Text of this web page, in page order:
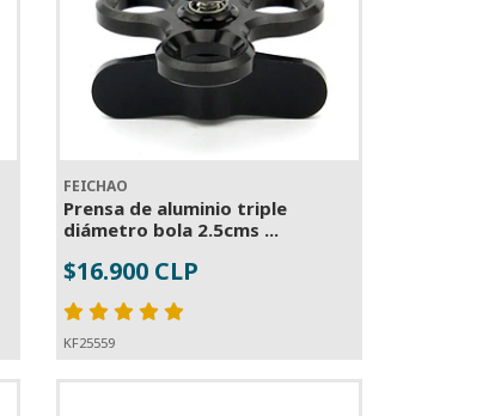
FEICHAO
Prensa de aluminio triple
diámetro bola 2.5cms ...
-
$16.900 CLP
KF25559